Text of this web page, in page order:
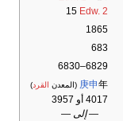
15 Edw. 2
1865
683
6829–6830
庚申年 (المعدن القرد)
4017 أو 3957
— إلى —